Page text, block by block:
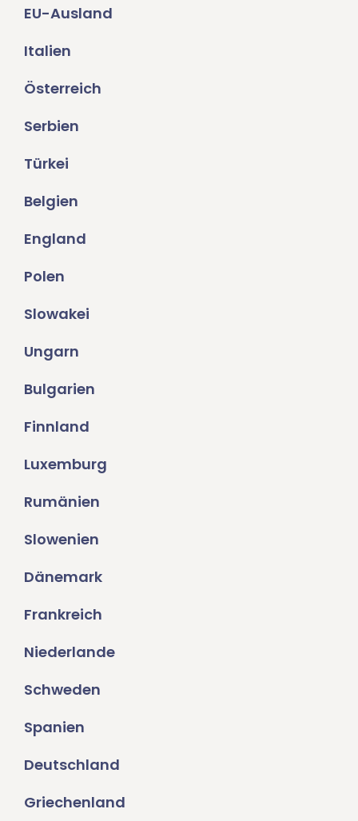
EU-Ausland
Italien
Österreich
Serbien
Türkei
Belgien
England
Polen
Slowakei
Ungarn
Bulgarien
Finnland
Luxemburg
Rumänien
Slowenien
Dänemark
Frankreich
Niederlande
Schweden
Spanien
Deutschland
Griechenland